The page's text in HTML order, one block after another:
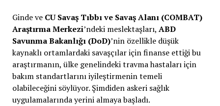
Ginde ve CU Savaş Tıbbı ve Savaş Alanı (COMBAT)
Araştırma Merkezi’ndeki meslektaşları, ABD
Savunma Bakanlığı (DoD)’nin özellikle düşük
kaynaklı ortamlardaki savaşçılar için finanse ettiği bu
araştırmanın, ülke genelindeki travma hastaları için
bakım standartlarını iyileştirmenin temeli
olabileceğini söylüyor. Şimdiden askeri sağlık
uygulamalarında yerini almaya başladı.